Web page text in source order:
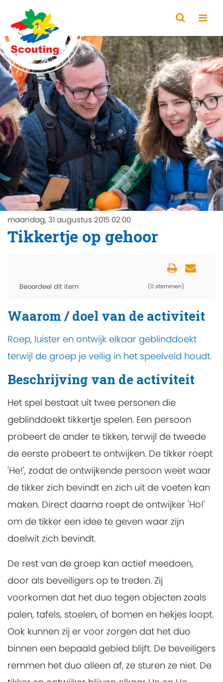
maandag, 31 augustus 2015 02:00
Tikkertje op gehoor
Beoordeel dit item (0 stemmen)
Waarom / doel van de activiteit
Roep, luister en ontwijk elkaar geblinddoekt
terwijl de groep je veilig in het speelveld houdt.
Beschrijving van de activiteit
Het spel bestaat uit twee personen die
geblinddoekt tikkertje spelen. Een persoon
probeert de ander te tikken, terwijl de tweede
de eerste probeert te ontwijken. De tikker roept
'He!', zodat de ontwijkende persoon weet waar
de tikker zich bevindt en zich uit de voeten kan
maken. Direct daarna roept de ontwijker 'Ho!'
om de tikker een idee te geven waar zijn
doelwit zich bevindt.
De rest van de groep kan actief meedoen,
door als beveiligers op te treden. Zij
voorkomen dat het duo tegen objecten zoals
palen, tafels, stoelen, of bomen en hekjes loopt.
Ook kunnen zij er voor zorgen dat het duo
binnen een bepaald gebied blijft. De beveiligers
remmen het duo alleen af, ze sturen ze niet. De